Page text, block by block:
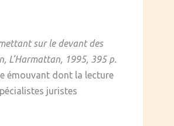
sur le devant des
L’Harmattan, 1995, 395 p.
émouvant dont la lecture
juristes